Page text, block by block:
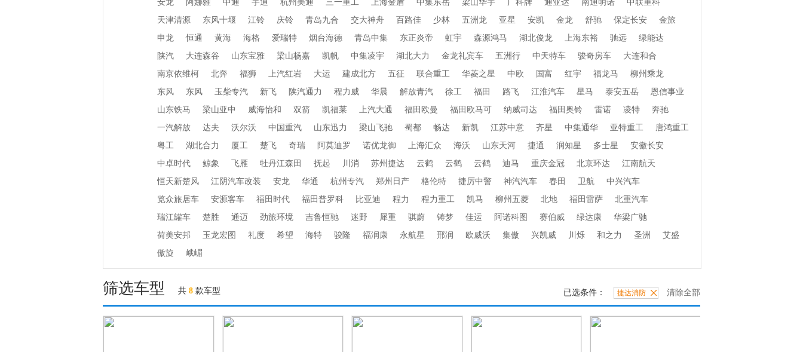
安龙
阿娜蕥 中通 宇通 杭州美通 三一重工 上海金盾 中集东岳 梁山华宇 广科牌 通亚达 南通明诺
中联重科
天津清源
东风十堰 江铃 庆铃 青岛九合 交大神舟 百路佳 少林 五洲龙 亚星 安凯 金龙 舒驰 保定长安
金旅
申龙
恒通 黄海 海格 爱瑞特 烟台海德 青岛中集 东正炎帝 虹宇 森源鸿马 湖北俊龙 上海东裕 驰远
绿能达
陕汽
大连森谷 山东宝雅 梁山杨嘉 凯帆 中集凌宇 湖北大力 金龙礼宾车 五洲行 中天特车 骏奇房车
大连和合
南京依维柯
北奔 福狮 上汽红岩 大运 建成北方 五征 联合重工 华菱之星 中欧 国富 红宇 福龙马
柳州乘龙
东风
东风 玉柴专汽 新飞 陕汽通力 程力威 华晨 解放青汽 徐工 福田 路飞 江淮汽车 星马 泰安五岳
恩信事业
山东铁马
梁山亚中 威海怡和 双箭 凯福莱 上汽大通 福田欧曼 福田欧马可 纳威司达 福田奥铃 雷诺 凌特
奔驰
一汽解放
达夫 沃尔沃 中国重汽 山东迅力 梁山飞驰 蜀都 畅达 新凯 江苏中意 齐星 中集通华 亚特重工
唐鸿重工
粤工
湖北合力 厦工 楚飞 奇瑞 阿莫迪罗 诺优龙御 上海汇众 海沃 山东天河 捷通 润知星 多士星
安徽长安
中卓时代
鲸象 飞雁 牡丹江森田 抚起 川消 苏州捷达 云鹤 云鹤 云鹤 迪马 重庆金冠 北京环达
江南航天
恒天新楚风
江阴汽车改装 安龙 华通 杭州专汽 郑州日产 格伦特 捷厉中警 神汽汽车 春田 卫航
中兴汽车
览众旅居车
安源客车 福田时代 福田普罗科 比亚迪 程力 程力重工 凯马 柳州五菱 北地 福田雷萨
北重汽车
瑞江罐车
楚胜 通迈 劲旅环境 吉鲁恒驰 迷野 犀重 骐蔚 铸梦 佳运 阿诺科图 赛伯威 绿达康
华梁广驰
荷美安邦
玉龙宏图 礼度 希望 海特 骏隆 福润康 永航星 邢润 欧威沃 集傲 兴凯威 川烁 和之力 圣洲
艾盛
傲旋
峨嵋
筛选车型 共 8 款车型 已选条件： 捷达消防 清除全部